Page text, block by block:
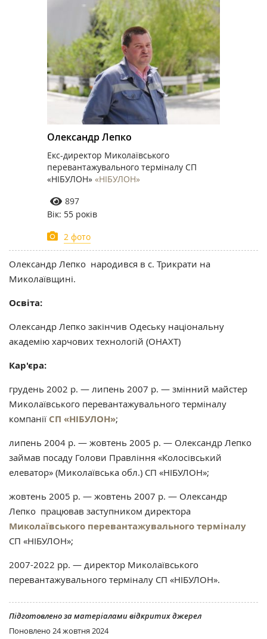
Олександр Лепко
Екс-директор Миколаївського
перевантажувального терміналу СП
«НІБУЛОН» «НІБУЛОН»
897
Вік: 55 років
2 фото
Олександр Лепко народився в с. Трикрати на
Миколаївщині.
Освіта:
Олександр Лепко закінчив Одеську національну
академію харчових технологій (ОНАХТ)
Кар'єра:
грудень 2002 р. — липень 2007 р. — змінний майстер
Миколаївського перевантажувального терміналу
компанії СП «НІБУЛОН»;
липень 2004 р. — жовтень 2005 р. — Олександр Лепко
займав посаду Голови Правлiння «Колосівський
елеватор» (Миколаївська обл.) СП «НІБУЛОН»;
жовтень 2005 р. — жовтень 2007 р. — Олександр
Лепко працював заступником директора
Миколаївського перевантажувального терміналу
СП «НІБУЛОН»;
2007-2022 рр. — директор Миколаївського
перевантажувального терміналу СП «НІБУЛОН».
Підготовлено за матеріалами відкритих джерел
Поновлено 24 жовтня 2024